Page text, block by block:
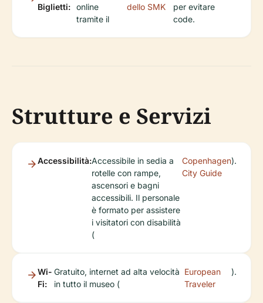
Biglietti: online
tramite il
dello SMK
per evitare
code.
Strutture e Servizi
Accessibilità:Accessibile in sedia a
rotelle con rampe,
ascensori e bagni
accessibili. Il personale
è formato per assistere
i visitatori con disabilità
(
Copenhagen
City Guide
).
Wi-
Fi:
Gratuito, internet ad alta velocità
in tutto il museo (
European
Traveler
).